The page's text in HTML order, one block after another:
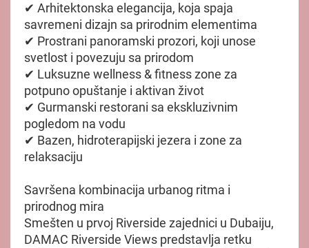
✔ Arhitektonska elegancija, koja spaja
savremeni dizajn sa prirodnim elementima
✔ Prostrani panoramski prozori, koji unose
svetlost i povezuju sa prirodom
✔ Luksuzne wellness & fitness zone za
potpuno opuštanje i aktivan život
✔ Gurmanski restorani sa ekskluzivnim
pogledom na vodu
✔ Bazen, hidroterapijski jezera i zone za
relaksaciju
Savršena kombinacija urbanog ritma i
prirodnog mira
Smešten u prvoj Riverside zajednici u Dubaiju,
DAMAC Riverside Views predstavlja retku